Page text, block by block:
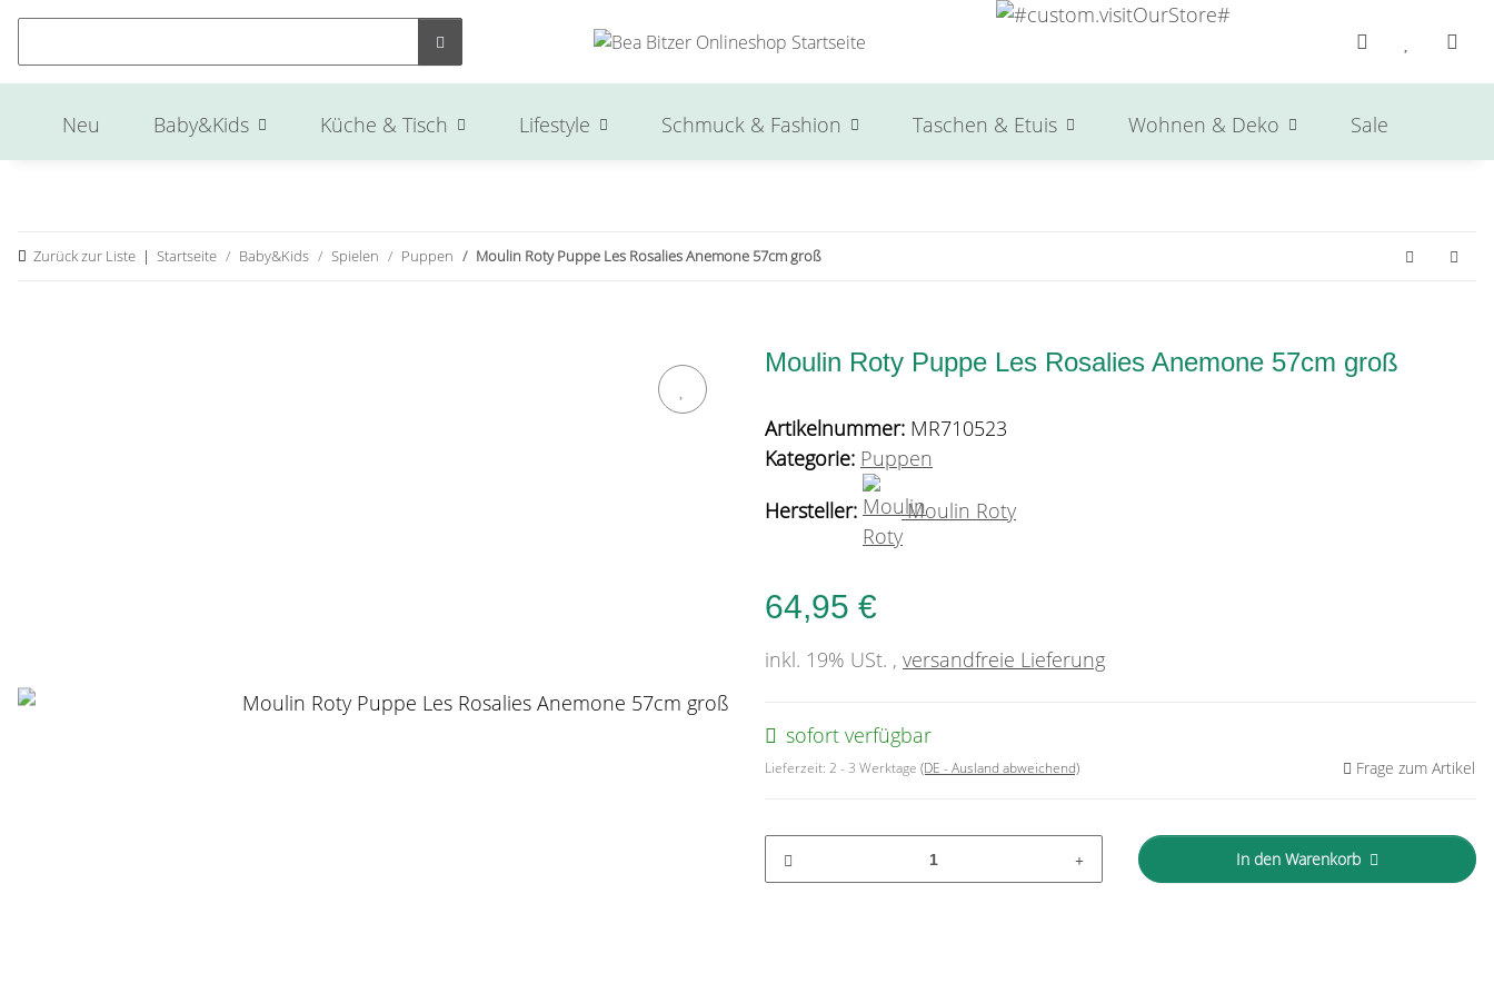
Neu Baby&Kids Küche & Tisch Lifestyle Schmuck & Fashion Taschen & Etuis Wohnen & Deko Sale
Zurück zur Liste Startseite Baby&Kids Spielen Puppen Moulin Roty Puppe Les Rosalies Anemone 57cm groß
Moulin Roty Puppe Les Rosalies Anemone 57cm groß
Artikelnummer: MR710523
Kategorie: Puppen
Hersteller:
Moulin Roty
64,95 €
inkl. 19% USt. , versandfreie Lieferung
sofort verfügbar
Lieferzeit: 2 - 3 Werktage (DE - Ausland abweichend) Frage zum Artikel
In den Warenkorb